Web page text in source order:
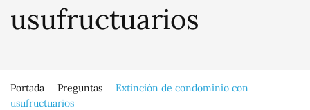
usufructuarios
Portada Preguntas
Extinción de condominio con
usufructuarios